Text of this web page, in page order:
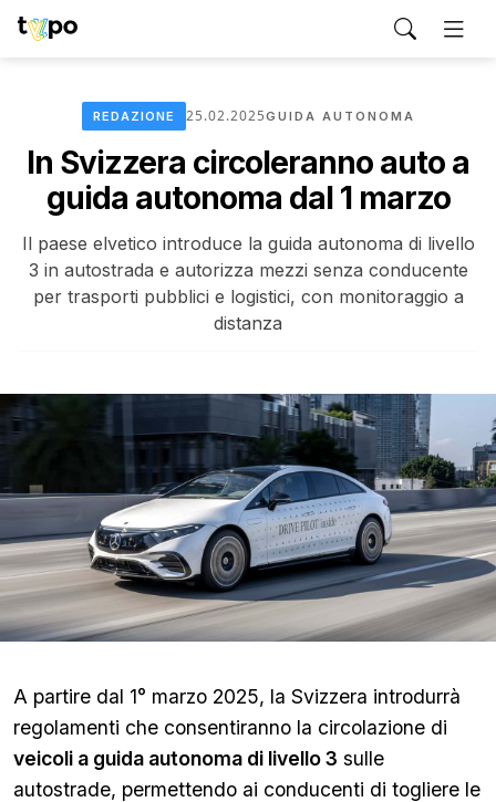
REDAZIONE 25.02.2025GUIDA AUTONOMA
In Svizzera circoleranno auto a
guida autonoma dal 1 marzo
Il paese elvetico introduce la guida autonoma di livello
3 in autostrada e autorizza mezzi senza conducente
per trasporti pubblici e logistici, con monitoraggio a
distanza
A partire dal 1° marzo 2025, la Svizzera introdurrà
regolamenti che consentiranno la circolazione di
veicoli a guida autonoma di livello 3 sulle
autostrade, permettendo ai conducenti di togliere le